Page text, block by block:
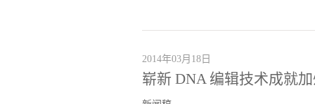
2014年03月18日
崭新 DNA 编辑技术成就